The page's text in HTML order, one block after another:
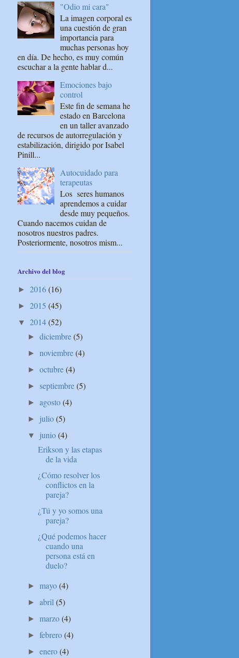
"Odio mi cara"
La imagen corporal es
una cuestión de gran
importancia para
muchas personas hoy
en día. De hecho, es muy común
escuchar a la gente hablar d...
Emociones bajo
control
Este fin de semana he
estado en Barcelona
en un taller avanzado
de recursos de autorregulación y
estabilización, dirigido por Isabel
Pinill...
Autocuidado para
terapeutas
Los seres humanos
aprendemos a cuidar
desde muy pequeños.
Cuando nacemos cuidan de
nosotros nuestros padres.
Posteriormente, nosotros mism...
Archivo del blog
► 2016(16)
► 2015 (45)
▼ 2014(52)
►diciembre(5)
►noviembre(4)
►octubre(4)
► septiembre(5)
►agosto(4)
► julio(5)
▼ junio(4)
Erikson y las etapas
de la vida
¿Cómo resolver los
conflictos en la
pareja?
¿Tú y yo somos una
pareja?
¿Qué podemos hacer
cuando una
persona está en
duelo?
►mayo(4)
►abril(5)
►marzo(4)
►febrero(4)
►enero(4)